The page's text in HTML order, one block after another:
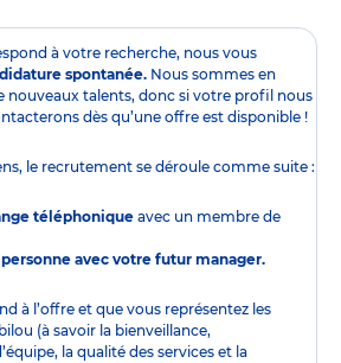
à votre recherche, nous vous
spontanée. Nous sommes en
nouveaux talents, donc si votre profil nous
dès qu’une offre est disponible !
le recrutement se déroule comme suite :
téléphonique avec un membre de
avec votre futur manager.
à l’offre et que vous représentez les
(à savoir la bienveillance,
la qualité des services et la